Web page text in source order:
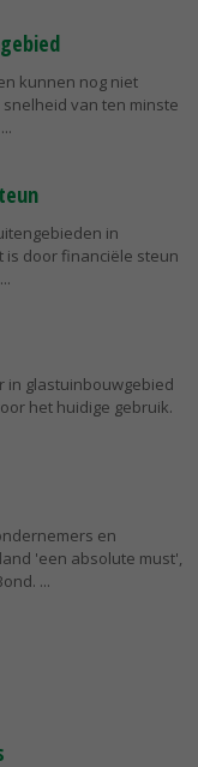
kunnen nog niet
van ten minste
in
is door financiële steun
in glastuinbouwgebied
het huidige gebruik.
en
'een absolute must',